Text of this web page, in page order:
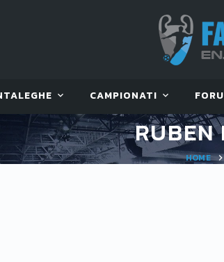
CAMPIONATI
RUBEN
HOME